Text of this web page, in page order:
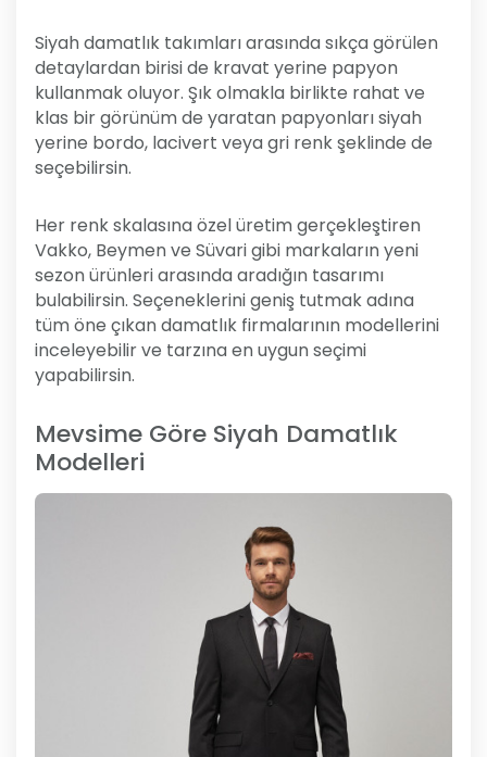
Siyah damatlık takımları arasında sıkça görülen
detaylardan birisi de kravat yerine papyon
kullanmak oluyor. Şık olmakla birlikte rahat ve
klas bir görünüm de yaratan papyonları siyah
yerine bordo, lacivert veya gri renk şeklinde de
seçebilirsin.
Her renk skalasına özel üretim gerçekleştiren
Vakko, Beymen ve Süvari gibi markaların yeni
sezon ürünleri arasında aradığın tasarımı
bulabilirsin. Seçeneklerini geniş tutmak adına
tüm öne çıkan damatlık firmalarının modellerini
inceleyebilir ve tarzına en uygun seçimi
yapabilirsin.
Mevsime Göre Siyah Damatlık
Modelleri